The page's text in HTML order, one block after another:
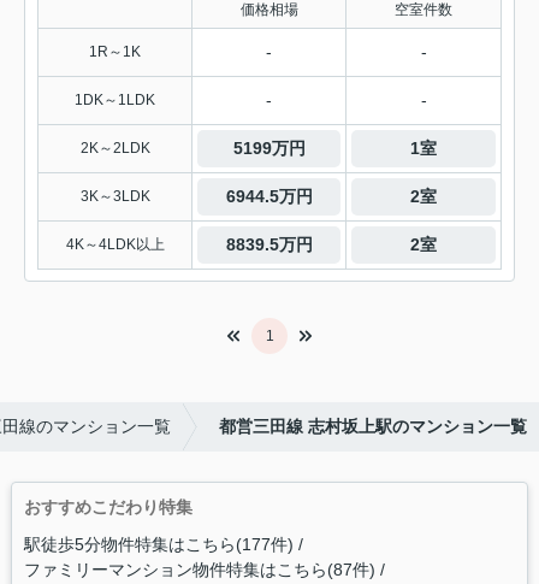
価格相場 空室件数
1R～1K - -
1DK～1LDK - -
2K～2LDK 5199万円 1室
3K～3LDK 6944.5万円 2室
4K～4LDK以上 8839.5万円 2室
1
線のマンション一覧 都営三田線 志村坂上駅のマンション一覧
おすすめこだわり特集
駅徒歩5分物件特集はこちら(177件)
ファミリーマンション物件特集はこちら(87件)